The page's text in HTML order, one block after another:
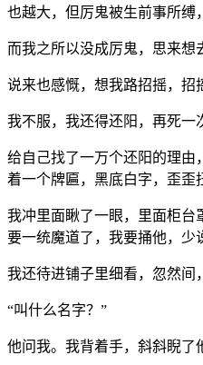
也越大，但厉鬼被生前事所缚
而我之所以没成厉鬼，思来想
说来也感慨，想我路招摇，招
我不服，我还得还阳，再死一
给自己找了一万个还阳的理由
着一个牌匾，黑底白字，歪歪
我冲里面瞅了一眼，里面柜台
要一统魔道了，我要捅他，
我还待进铺子里细看，忽然间
“叫什么名字？”
他问我。我背着手，斜斜睨了